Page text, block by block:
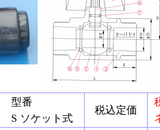
型番
S ソケット式
税込定価